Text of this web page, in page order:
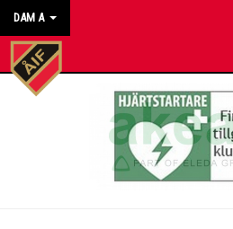
DAM A
HEM